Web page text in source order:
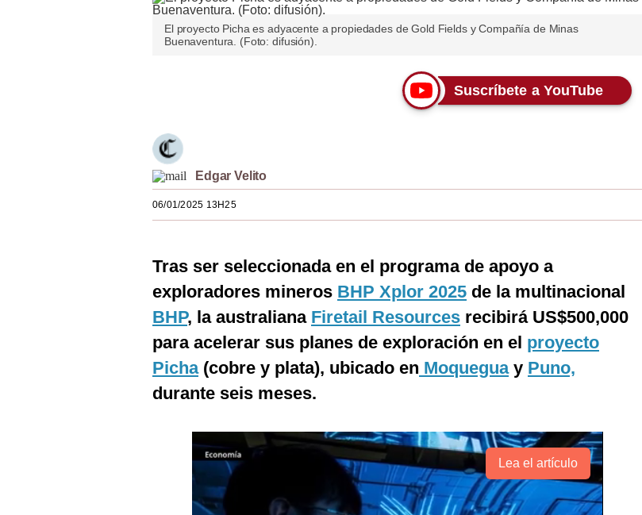
El proyecto Picha es adyacente a propiedades de Gold Fields y Compañía de Minas
Buenaventura. (Foto: difusión).
Suscríbete a YouTube
Edgar Velito
06/01/2025 13H25
Tras ser seleccionada en el programa de apoyo a
exploradores mineros BHP Xplor 2025 de la multinacional
BHP, la australiana Firetail Resources recibirá US$500,000
para acelerar sus planes de exploración en el proyecto
Picha(cobre y plata), ubicado en Moqueguay Puno,
durante seis meses.
Lea el artículo